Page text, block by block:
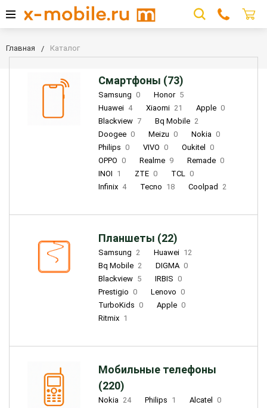
Главная Каталог
Смартфоны (73)
Samsung 0 Honor 5
Huawei 4 Xiaomi 21 Apple 0
Blackview 7 Bq Mobile 2
Doogee 0 Meizu 0 Nokia 0
Philips 0 VIVO 0 Oukitel
0
OPPO 0 Realme 9 Remade 0
INOI 1 ZTE 0 TCL 0
Infinix 4 Tecno 18 Coolpad 2
Планшеты (22)
Samsung 2 Huawei 12
Bq Mobile 2 DIGMA 0
Blackview 5 IRBIS 0
Prestigio 0 Lenovo 0
TurboKids 0 Apple 0
Ritmix 1
Мобильные телефоны
(220)
Nokia 24 Philips 1 Alcatel
0